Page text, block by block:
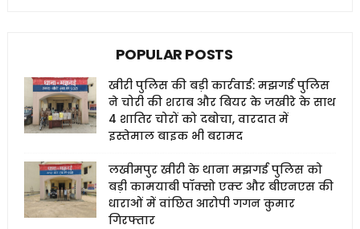
POPULAR POSTS
खीरी पुलिस की बड़ी कार्रवाई: मझगई पुलिस
ने चोरी की शराब और बियर के जखीरे के साथ
4 शातिर चोरों को दबोचा, वारदात में
इस्तेमाल बाइक भी बरामद
लखीमपुर खीरी के थाना मझगई पुलिस को
बड़ी कामयाबी पॉक्सो एक्ट और बीएनएस की
धाराओं में वांछित आरोपी गगन कुमार
गिरफ्तार